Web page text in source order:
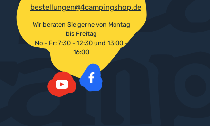
bestellungen@4campingshop.de
Wir beraten Sie gerne von Montag
bis Freitag
Mo - Fr: 7:30 - 12:30 und 13:00 -
16:00